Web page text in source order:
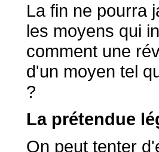
La fin ne pourra
les moyens qui
comment une
d'un moyen tel
?
La prétendue
On peut tenter